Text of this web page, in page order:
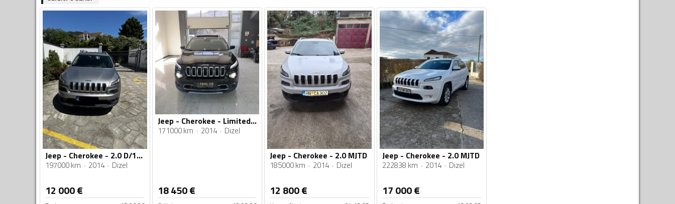
Jeep - Cherokee - 2.0 D/125
197000 km 2014 Dizel
12 000€
Jeep - Cherokee - Limited 4X4
171000 km 2014 Dizel
18 450€
Jeep - Cherokee - 2.0 MJTD
185000 km 2014 Dizel
12 800€
Jeep - Cherokee - 2.0 MJTD
222838 km 2014 Dizel
17 000€